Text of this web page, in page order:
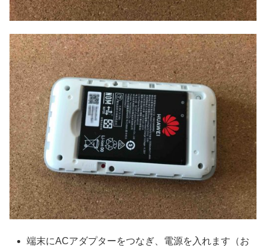
端末にACアダプターをつなぎ、電源を入れます（お